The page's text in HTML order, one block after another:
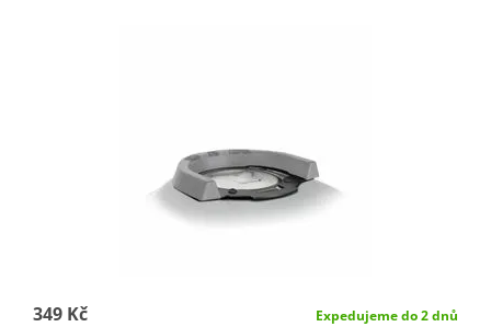
349 Kč Expedujeme do 2 dnů